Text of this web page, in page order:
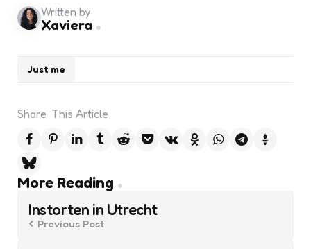
Just me
Written by
Xaviera
Share This Article
More Reading
Post
navigation
Instorten in Utrecht
Previous Post